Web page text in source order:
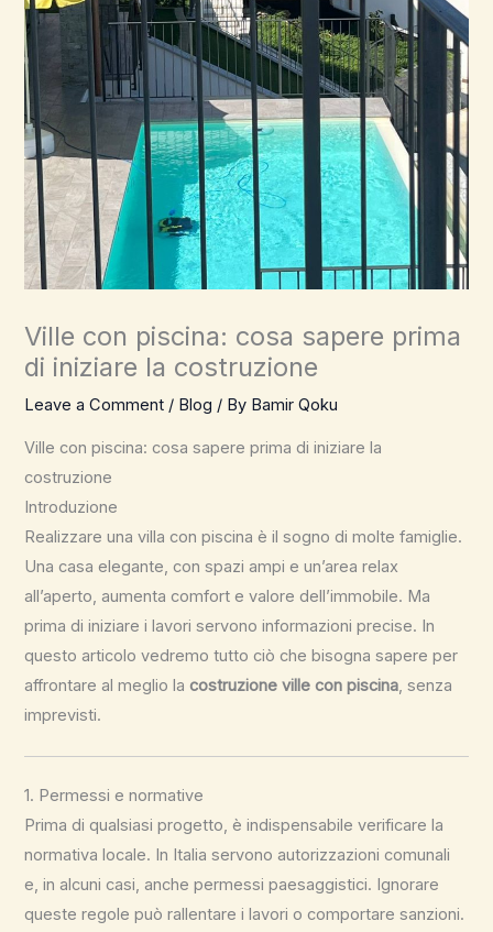
Ville con piscina: cosa sapere prima
di iniziare la costruzione
Leave a Comment / Blog / By Bamir Qoku
Ville con piscina: cosa sapere prima di iniziare la
costruzione
Introduzione
Realizzare una villa con piscina è il sogno di molte famiglie.
Una casa elegante, con spazi ampi e un’area relax
all’aperto, aumenta comfort e valore dell’immobile. Ma
prima di iniziare i lavori servono informazioni precise. In
questo articolo vedremo tutto ciò che bisogna sapere per
affrontare al meglio lacostruzione ville con piscina , senza
imprevisti.
1. Permessi e normative
Prima di qualsiasi progetto, è indispensabile verificare la
normativa locale. In Italia servono autorizzazioni comunali
e, in alcuni casi, anche permessi paesaggistici. Ignorare
queste regole può rallentare i lavori o comportare sanzioni.